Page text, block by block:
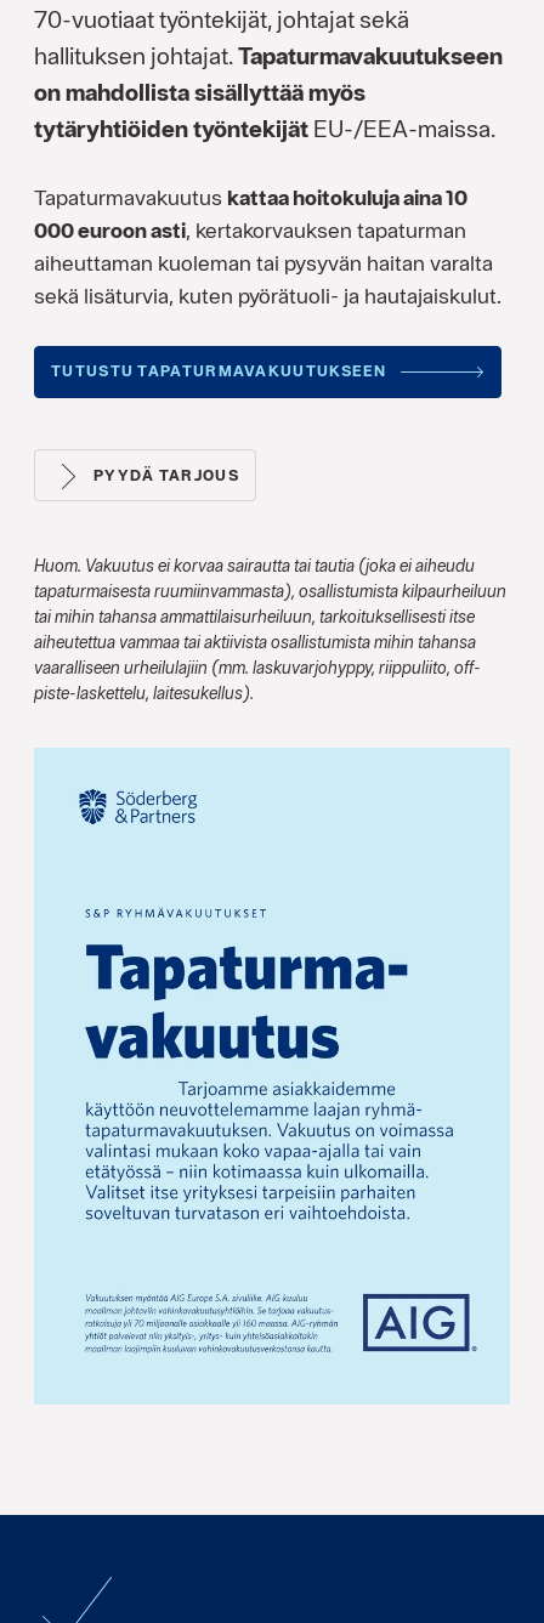
70-vuotiaat työntekijät, johtajat sekä
hallituksen johtajat.Tapaturmavakuutukseen
on mahdollista sisällyttää myös
tytäryhtiöiden työntekijät EU-/EEA-maissa.
Tapaturmavakuutus kattaa hoitokuluja aina 10
000 euroon asti, kertakorvauksen tapaturman
aiheuttaman kuoleman tai pysyvän haitan varalta
sekä lisäturvia, kuten pyörätuoli- ja hautajaiskulut.
TUTUSTU TAPATURMAVAKUUTUKSEEN
PYYDÄ TARJOUS
Huom. Vakuutus ei korvaa sairautta tai tautia (joka ei aiheudu
tapaturmaisesta ruumiinvammasta), osallistumista kilpaurheiluun
tai mihin tahansa ammattilaisurheiluun, tarkoituksellisesti itse
aiheutettua vammaa tai aktiivista osallistumista mihin tahansa
vaaralliseen urheilulajiin (mm. laskuvarjohyppy, riippuliito, off-
piste-laskettelu, laitesukellus).